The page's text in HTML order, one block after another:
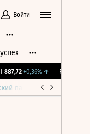
Войти
887,72 +0,36%↑ RGBI
парламент